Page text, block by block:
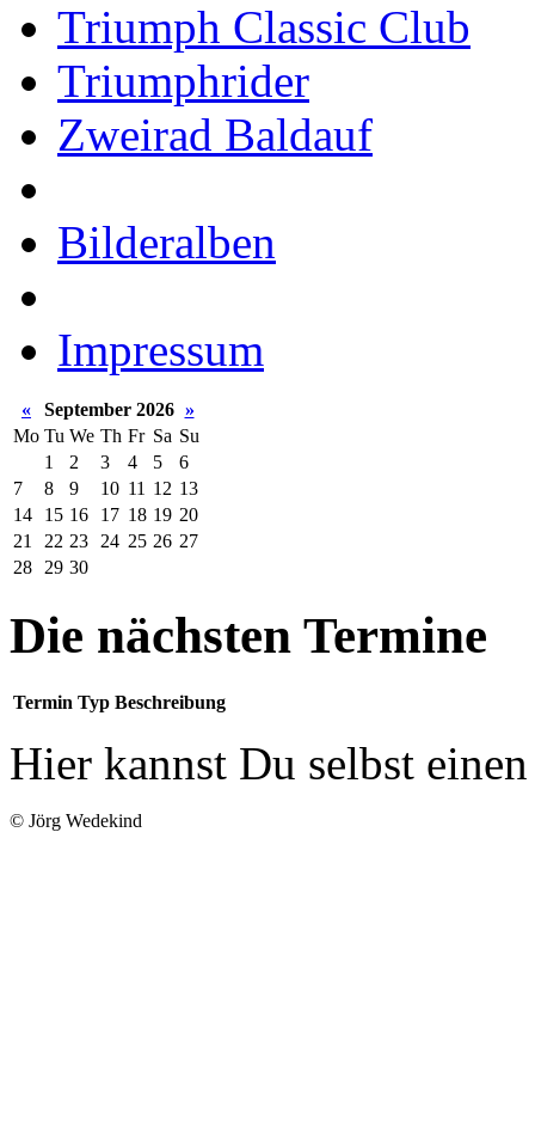
Triumph Classic Club
Triumphrider
Zweirad Baldauf
Bilderalben
Impressum
« September 2026 »
Mo Tu We Th Fr Sa Su
1
2 3 4 5
6
7
8 9 10 11 12 13
14
15 16 17 18 19 20
21
22 23 24 25 26 27
28
29 30
Die nächsten Termine
Termin Typ Beschreibung
Hier kannst Du selbst
© Jörg Wedekind